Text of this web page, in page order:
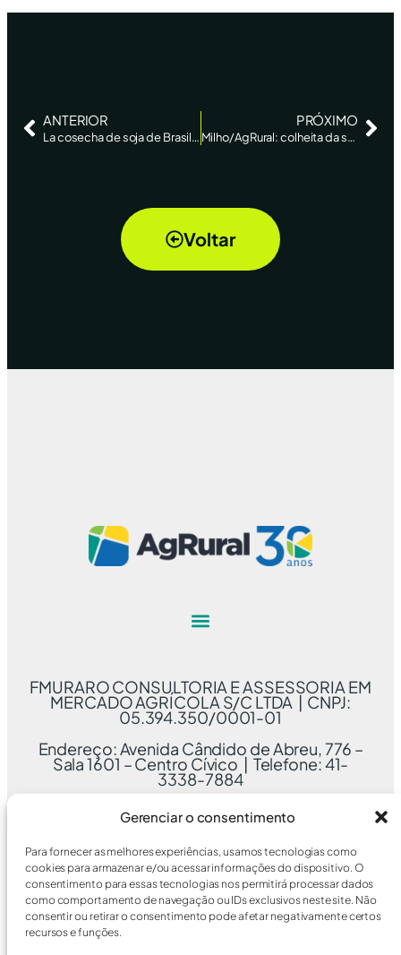
Gerenciar o consentimento
Para fornecer as melhores experiências, usamos tecnologias como
cookies para armazenar e/ou acessar informações do dispositivo. O
consentimento para essas tecnologias nos permitirá processar dados
como comportamento de navegação ou IDs exclusivos neste site. Não
consentir ou retirar o consentimento pode afetar negativamente certos
recursos e funções.
ANTERIOR
La cosecha de soja de Brasil en 2023/24 alcanza el 78%, según AgRural – Reuters News
PRÓXIMO
Milho/AgRural: colheita da safrinha 2024 atinge 4,7% no Centro-Sul ante 2% há 7 dias
Voltar
FMURARO CONSULTORIA E ASSESSORIA EM
MERCADO AGRÍCOLA S/C LTDA | CNPJ:
05.394.350/0001-01
Endereço: Avenida Cândido de Abreu, 776 –
Sala 1601 – Centro Cívico | Telefone: 41-
3338-7884